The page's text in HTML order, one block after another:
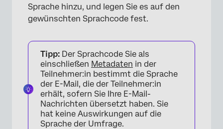
Sprache hinzu, und legen Sie es auf den
gewünschten Sprachcode fest.
Tipp: Der Sprachcode Sie als
einschließen Metadaten in der
Teilnehmer:in bestimmt die Sprache
der E-Mail, die der Teilnehmer:in
erhält, sofern Sie Ihre E-Mail-
Nachrichten übersetzt haben. Sie
hat keine Auswirkungen auf die
Sprache der Umfrage.